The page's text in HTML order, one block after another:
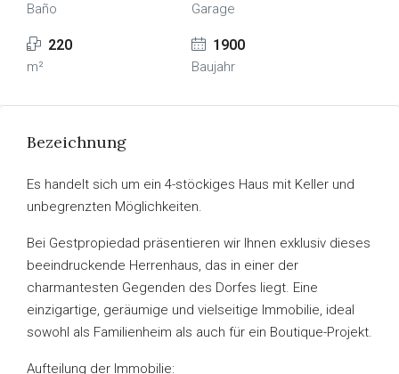
Baño Garage
220
m²
1900
Baujahr
Bezeichnung
Es handelt sich um ein 4-stöckiges Haus mit Keller und
unbegrenzten Möglichkeiten.
Bei Gestpropiedad präsentieren wir Ihnen exklusiv dieses
beeindruckende Herrenhaus, das in einer der
charmantesten Gegenden des Dorfes liegt. Eine
einzigartige, geräumige und vielseitige Immobilie, ideal
sowohl als Familienheim als auch für ein Boutique-Projekt.
Aufteilung der Immobilie: